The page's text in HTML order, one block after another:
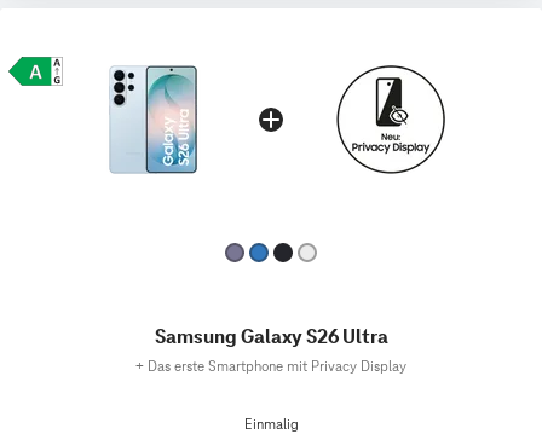
Samsung Galaxy S26 Ultra
+ Das erste Smartphone mit Privacy Display
Einmalig